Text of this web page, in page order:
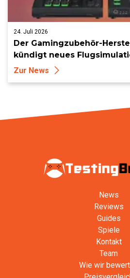
24. Juli 2026
Der Gamingzubehör-
kündigt neues
Zur News
News
Reviews
Guides
Spiele
Kontakt
Team
Wie wir